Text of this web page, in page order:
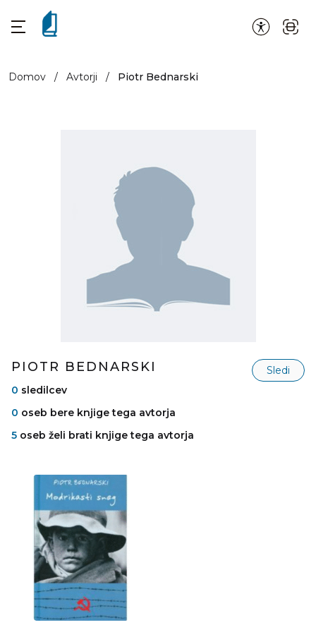
Domov / Avtorji / Piotr Bednarski
PIOTR BEDNARSKI
Sledi
0 sledilcev
0 oseb bere knjige tega avtorja
5 oseb želi brati knjige tega avtorja